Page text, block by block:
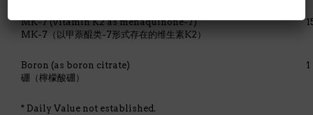
MK-7 (vitamin K2 as menaquinone-7)
MK-7（以甲萘醌类-7形式存在的维生素K2）
Boron (as boron citrate)
硼（檸檬酸硼）
* Daily Value not established.